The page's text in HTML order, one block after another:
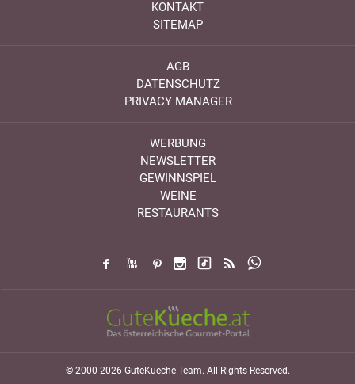
KONTAKT
SITEMAP
AGB
DATENSCHUTZ
PRIVACY MANAGER
WERBUNG
NEWSLETTER
GEWINNSPIEL
WEINE
RESTAURANTS
© 2000-2026 GuteKueche-Team. All Rights Reserved.